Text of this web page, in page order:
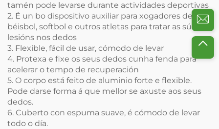
tamén pode levarse durante actividades deportivas
2. É un bo dispositivo auxiliar para xogadores de
béisbol, softbol e outros atletas para tratar as súas
lesións nos dedos
3. Flexible, fácil de usar, cómodo de levar
4. Protexa e fixe os seus dedos cunha fenda para
acelerar o tempo de recuperación
5. O corpo está feito de aluminio forte e flexible.
Pode darse forma á que mellor se axuste aos seus
dedos.
6. Cuberto con espuma suave, é cómodo de levar
todo o día.